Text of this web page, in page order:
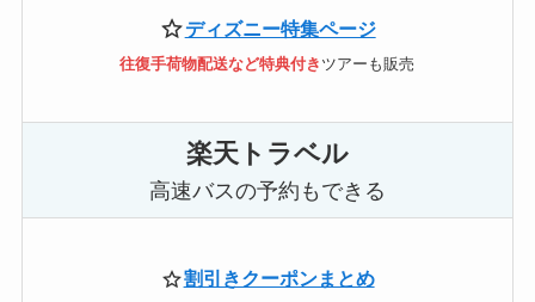
ディズニー特集ページ
往復手荷物配送など特典付き ツアーも販売
楽天トラベル
高速バスの予約もできる
割引きクーポンまとめ